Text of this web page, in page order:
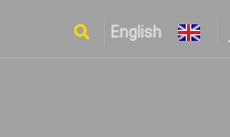
English